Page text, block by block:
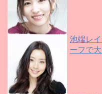
池端レ
ーフで